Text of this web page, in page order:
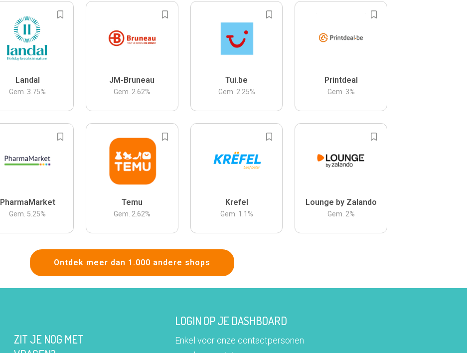
Landal
Gem. 3.75%
JM-Bruneau
Gem. 2.62%
Tui.be
Gem. 2.25%
Printdeal
Gem. 3%
PharmaMarket
Gem. 5.25%
Temu
Gem. 2.62%
Krefel
Gem. 1.1 %
Lounge by Zalando
Gem. 2%
Ontdek meer dan 1.000 andere shops
ZIT JE NOG MET
LOGIN OP JE DASHBOARD
Enkel voor onze contactpersonen